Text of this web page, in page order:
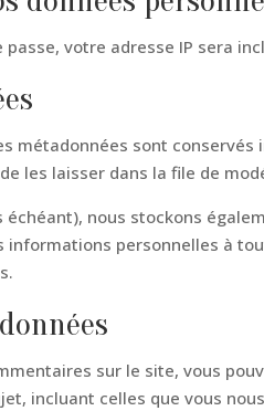
votre adresse IP sera
métadonnées sont
les laisser dans la file de
nous stockons
personnelles à
sur le site, vous
incluant celles que vous